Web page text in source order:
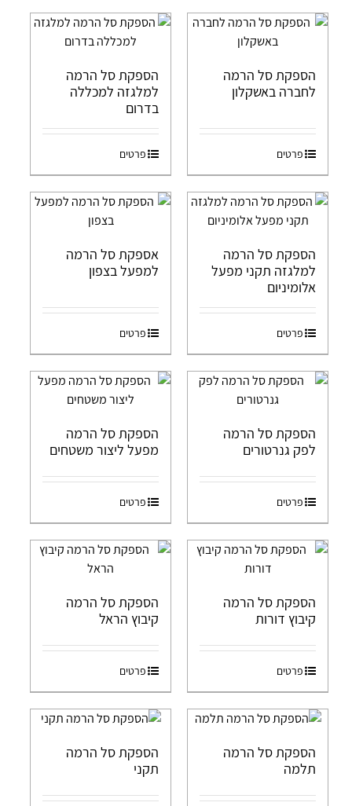
הספקת סל הרמה
לחברה באשקלון
פרטים
הספקת סל הרמה
למלגזה למכללה
בדרום
פרטים
הספקת סל הרמה
למלגזה תקני מפעל
אלומיניום
פרטים
אספקת סל הרמה
למפעל בצפון
פרטים
הספקת סל הרמה
לפק גנרטורים
פרטים
הספקת סל הרמה
מפעל ליצור משטחים
פרטים
הספקת סל הרמה
קיבוץ דורות
פרטים
הספקת סל הרמה
קיבוץ הראל
פרטים
הספקת סל הרמה
תלמה
הספקת סל הרמה
תקני